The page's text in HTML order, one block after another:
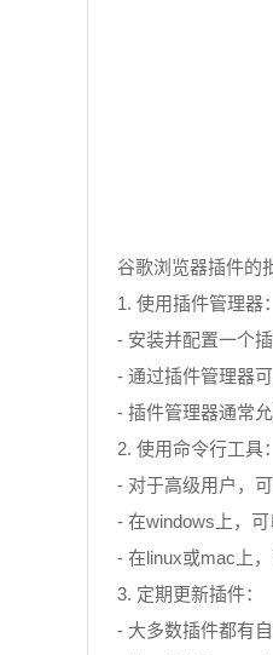
谷歌浏览器插件的
1. 使用插件管理器：
- 安装并配置一个
- 通过插件管理器
- 插件管理器通常
2. 使用命令行工具：
- 对于高级用户，
- 在windows上，
- 在linux或mac上
3. 定期更新插件：
- 大多数插件都有